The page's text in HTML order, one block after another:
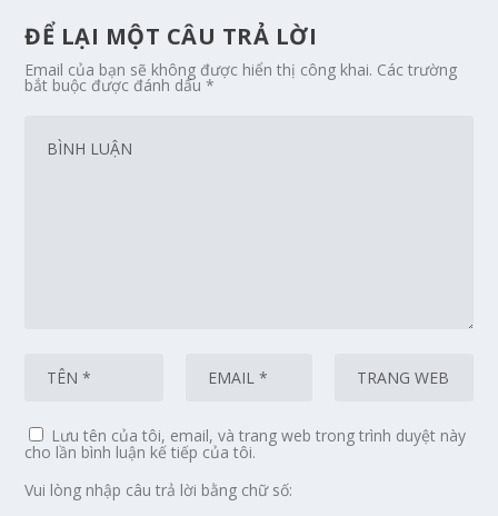
ĐỂ LẠI MỘT CÂU TRẢ LỜI
Email của bạn sẽ không được hiển thị công khai. Các trường
bắt buộc được đánh dấu*
Lưu tên của tôi, email, và trang web trong trình duyệt này
cho lần bình luận kế tiếp của tôi.
Vui lòng nhập câu trả lời bằng chữ số: